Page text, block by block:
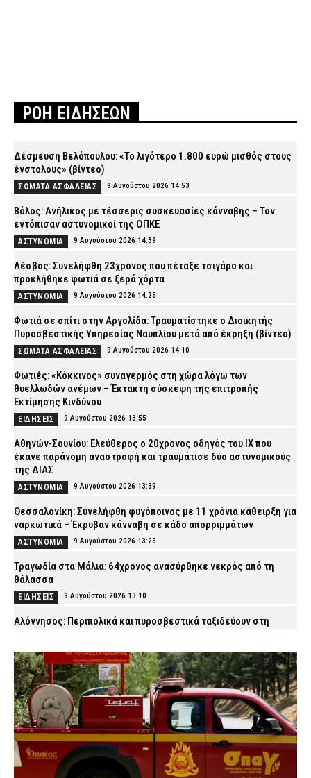
ΡΟΗ ΕΙΔΗΣΕΩΝ
Δέσμευση Βελόπουλου: «Το λιγότερο 1.800 ευρώ μισθός στους
ένστολους» (βίντεο)
ΣΩΜΑΤΑ ΑΣΦΑΛΕΙΑΣ 9 Αυγούστου 2026 14:53
Βόλος: Ανήλικος με τέσσερις συσκευασίες κάνναβης – Τον
εντόπισαν αστυνομικοί της ΟΠΚΕ
ΑΣΤΥΝΟΜΙΑ 9 Αυγούστου 2026 14:39
Λέσβος: Συνελήφθη 23χρονος που πέταξε τσιγάρο και
προκλήθηκε φωτιά σε ξερά χόρτα
ΑΣΤΥΝΟΜΙΑ 9 Αυγούστου 2026 14:25
Φωτιά σε σπίτι στην Αργολίδα: Τραυματίστηκε o Διοικητής
Πυροσβεστικής Υπηρεσίας Ναυπλίου μετά από έκρηξη (βίντεο)
ΣΩΜΑΤΑ ΑΣΦΑΛΕΙΑΣ 9 Αυγούστου 2026 14:10
Φωτιές: «Κόκκινος» συναγερμός στη χώρα λόγω των
θυελλωδών ανέμων – Έκτακτη σύσκεψη της επιτροπής
Εκτίμησης Κινδύνου
ΕΙΔΗΣΕΙΣ 9 Αυγούστου 2026 13:55
Αθηνών-Σουνίου: Ελεύθερος ο 20χρονος οδηγός του ΙΧ που
έκανε παράνομη αναστροφή και τραυμάτισε δύο αστυνομικούς
της ΔΙΑΣ
ΑΣΤΥΝΟΜΙΑ 9 Αυγούστου 2026 13:39
Θεσσαλονίκη: Συνελήφθη φυγόποινος με 11 χρόνια κάθειρξη για
ναρκωτικά – Έκρυβαν κάνναβη σε κάδο απορριμμάτων
ΑΣΤΥΝΟΜΙΑ 9 Αυγούστου 2026 13:25
Τραγωδία στα Μάλια: 64χρονος ανασύρθηκε νεκρός από τη
θάλασσα
ΕΙΔΗΣΕΙΣ 9 Αυγούστου 2026 13:10
Αλόννησος: Περιπολικά και πυροσβεστικά ταξιδεύουν στη
ΣΩΜΑΤΑ ΑΣΦΑΛΕΙΑΣ 9 Αυγούστου 2026 12:57
Ιωάννινα: Άνδρας έκλεψε φωτοβολταϊκό πάνελ από στάση
λεωφορείου – Συνελήφθη από την ΕΛ.ΑΣ.
ΑΣΤΥΝΟΜΙΑ 9 Αυγούστου 2026 12:42
Συναγερμός στο Λουτράκι: 75χρονος βρέθηκε νεκρός δίπλα σε
κάδους σκουπιδιών
ΑΣΤΥΝΟΜΙΑ 9 Αυγούστου 2026 12:28